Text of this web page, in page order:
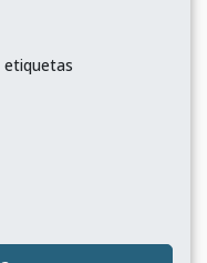
etiquetas